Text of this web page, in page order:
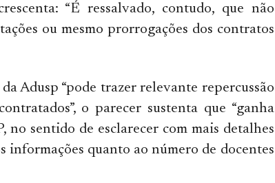
“É ressalvado, contudo, que não
ou mesmo prorrogações dos contratos
Adusp “pode trazer relevante repercussão
o parecer sustenta que “ganha
no sentido de esclarecer com mais detalhes
informações quanto ao número de docentes